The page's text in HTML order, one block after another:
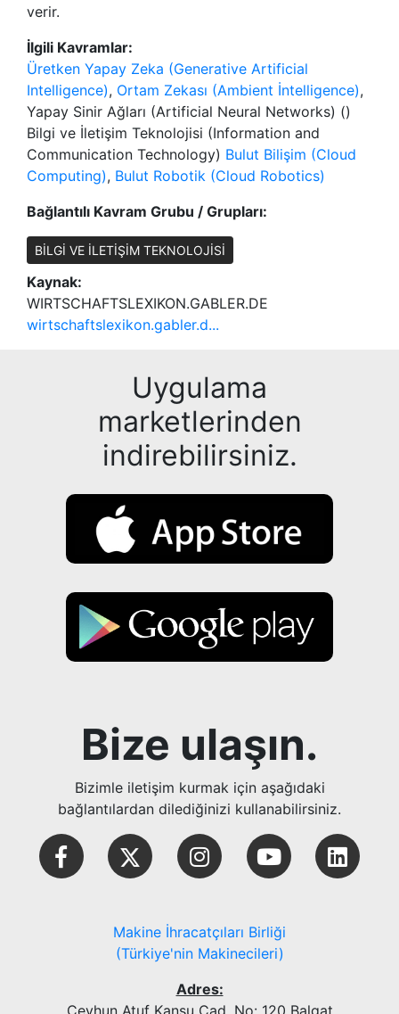
verir.
İlgili Kavramlar:
Üretken Yapay Zeka (Generative Artificial
Intelligence), Ortam Zekası (Ambient İntelligence),
Yapay Sinir Ağları (Artificial Neural Networks) ()
Bilgi ve İletişim Teknolojisi (Information and
Communication Technology) Bulut Bilişim (Cloud
Computing), Bulut Robotik (Cloud Robotics)
Bağlantılı Kavram Grubu / Grupları:
BİLGİ VE İLETİŞİM TEKNOLOJİSİ
Kaynak:
WIRTSCHAFTSLEXIKON.GABLER.DE
wirtschaftslexikon.gabler.d...
Uygulama
marketlerinden
indirebilirsiniz.
Bize ulaşın.
Bizimle iletişim kurmak için aşağıdaki
bağlantılardan dilediğinizi kullanabilirsiniz.
Makine İhracatçıları Birliği
(Türkiye'nin Makinecileri)
Adres: